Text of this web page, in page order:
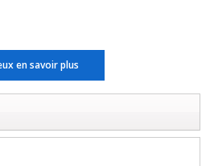
en savoir plus